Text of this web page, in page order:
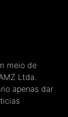
meio de
Ltda.
apenas dar